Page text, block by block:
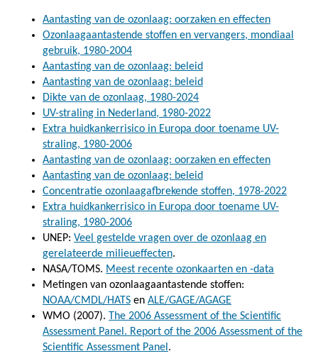
Aantasting van de ozonlaag: oorzaken en effecten
Ozonlaagaantastende stoffen en vervangers, mondiaal
gebruik, 1980-2004
Aantasting van de ozonlaag: beleid
Aantasting van de ozonlaag: beleid
Dikte van de ozonlaag, 1980-2024
UV-straling in Nederland, 1980-2022
Extra huidkankerrisico in Europa door toename UV-
straling, 1980-2006
Aantasting van de ozonlaag: oorzaken en effecten
Aantasting van de ozonlaag: beleid
Concentratie ozonlaagafbrekende stoffen, 1978-2022
Extra huidkankerrisico in Europa door toename UV-
straling, 1980-2006
UNEP: Veel gestelde vragen over de ozonlaag en
gerelateerde milieueffecten.
NASA/TOMS. Meest recente ozonkaarten en -data
Metingen van ozonlaagaantastende stoffen:
NOAA/CMDL/HATS en ALE/GAGE/AGAGE
WMO (2007). The 2006 Assessment of the Scientific
Assessment Panel. Report of the 2006 Assessment of the
Scientific Assessment Panel .